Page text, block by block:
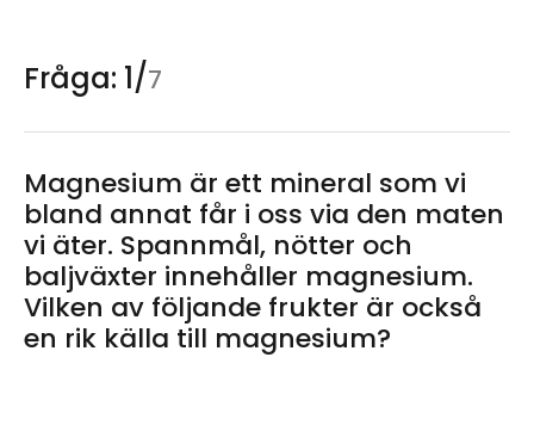
Fråga: 1/7
Magnesium är ett mineral som vi
bland annat får i oss via den maten
vi äter. Spannmål, nötter och
baljväxter innehåller magnesium.
Vilken av följande frukter är också
en rik källa till magnesium?